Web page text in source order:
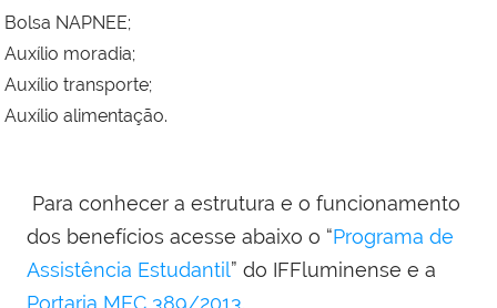
Bolsa NAPNEE;
Auxílio moradia;
Auxílio transporte;
Auxílio alimentação.
Para conhecer a estrutura e o funcionamento
dos benefícios acesse abaixo o “Programa de
Assistência Estudantil” do IFFluminense e a